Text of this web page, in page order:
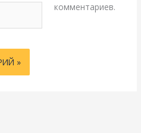
комментариев.